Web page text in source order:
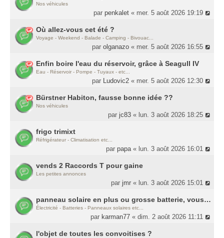
Nos véhicules
parpenkalet « mer. 5 août 2026 19:19
Où allez-vous cet été ?
Voyage - Weekend - Balade - Camping - Bivouac...
parolganazo « mer. 5 août 2026 16:55
Enfin boire l'eau du réservoir, grâce à Seagull IV
Eau - Réservoir - Pompe - Tuyaux - etc...
par Ludovic2 « mer. 5 août 2026 12:30
Bürstner Habiton, fausse bonne idée ??
Nos véhicules
par jc83 « lun. 3 août 2026 18:25
frigo trimixt
Réfrigérateur - Climatisation etc...
parpapa « lun. 3 août 2026 16:01
vends 2 Raccords T pour gaine
Les petites annonces
par jmr « lun. 3 août 2026 15:01
panneau solaire en plus ou grosse batterie, vous mettriez le budget où ?
Électricité - Batteries - Panneaux solaires etc...
par karman77 « dim. 2 août 2026 11:11
l'objet de toutes les convoitises ?